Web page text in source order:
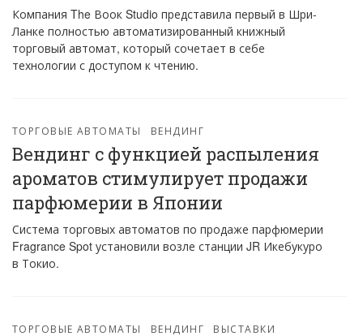
Компания The Воок Studio представила первый в Шри-
Ланке полностью автоматизированный книжный
торговый автомат, который сочетает в себе
технологии с доступом к чтению.
ТОРГОВЫЕ АВТОМАТЫ ВЕНДИНГ
Вендинг с функцией распыления
ароматов стимулирует продажи
парфюмерии в Японии
Система торговых автоматов по продаже парфюмерии
Fragrance Spot установили возле станции JR Икебукуро
в Токио.
ТОРГОВЫЕ АВТОМАТЫ ВЕНДИНГ ВЫСТАВКИ